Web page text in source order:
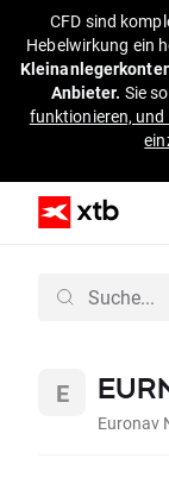
CFD sind
Hebelwirkung ein
Anbieter. Sie
funktionieren, und
Euronav